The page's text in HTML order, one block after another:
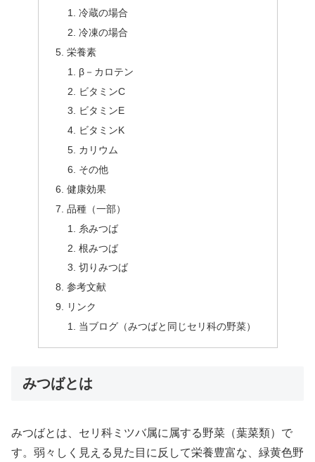
冷蔵の場合
冷凍の場合
栄養素
β－カロテン
ビタミンC
ビタミンE
ビタミンK
カリウム
その他
健康効果
品種（一部）
糸みつば
根みつば
切りみつば
参考文献
リンク
当ブログ（みつばと同じセリ科の野菜）
みつばとは
みつばとは、セリ科ミツバ属に属する野菜（葉菜類）で
す。弱々しく見える見た目に反して栄養豊富な、緑黄色野